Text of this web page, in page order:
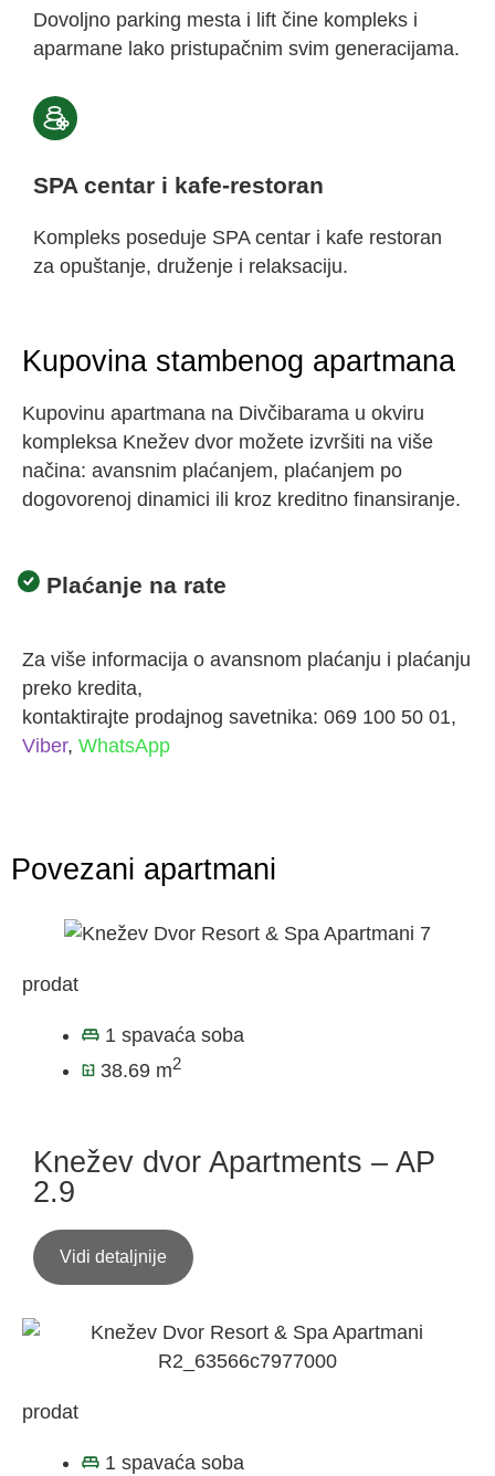
Dovoljno parking mesta i lift čine kompleks i
aparmane lako pristupačnim svim generacijama.
SPA centar i kafe-restoran
Kompleks poseduje SPA centar i kafe restoran
za opuštanje, druženje i relaksaciju.
Kupovina stambenog apartmana
Kupovinu apartmana na Divčibarama u okviru
kompleksa Knežev dvor možete izvršiti na više
načina: avansnim plaćanjem, plaćanjem po
dogovorenoj dinamici ili kroz kreditno finansiranje.
Plaćanje na rate
Za više informacija o avansnom plaćanju i plaćanju
preko kredita,
kontaktirajte prodajnog savetnika: 069 100 50 01,
Viber, WhatsApp
Povezani apartmani
prodat
1 spavaća soba
38.69 m2
Knežev dvor Apartments – AP
2.9
Vidi detaljnije
prodat
1 spavaća soba